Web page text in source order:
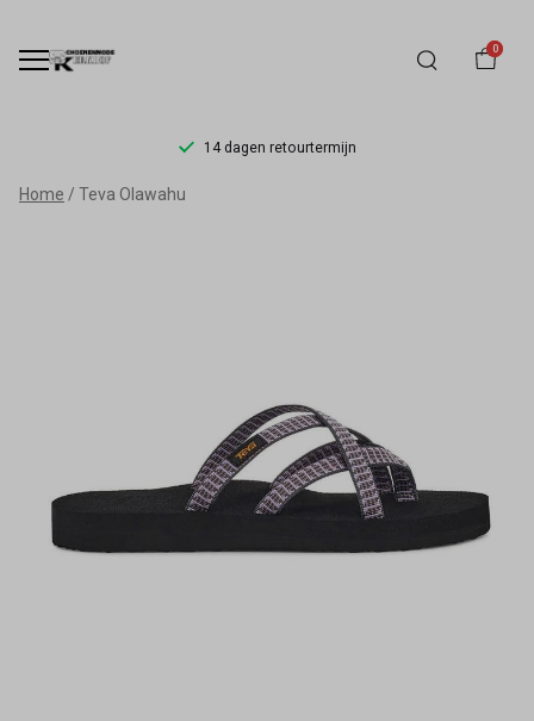
0
14 dagen retourtermijn
Teva
Home Teva Olawahu